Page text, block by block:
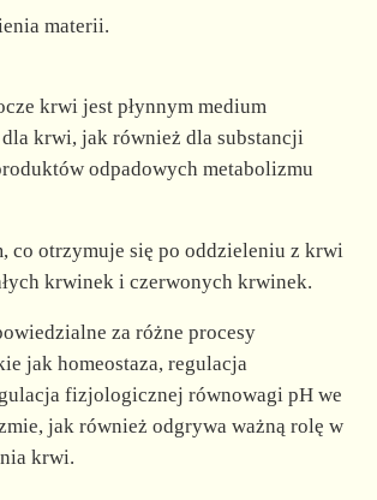
materii.
krwi jest płynnym medium
krwi, jak również dla substancji
odpadowych metabolizmu
co otrzymuje się po oddzieleniu z krwi
krwinek i czerwonych krwinek.
za różne procesy
jak homeostaza, regulacja
fizjologicznej równowagi pH we
jak również odgrywa ważną rolę w
krwi.